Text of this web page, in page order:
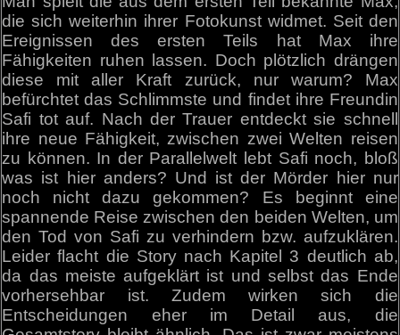
die sich weiterhin ihrer Fotokunst widmet. Seit den
Ereignissen des ersten Teils hat Max ihre
Fähigkeiten ruhen lassen. Doch plötzlich drängen
diese mit aller Kraft zurück, nur warum? Max
befürchtet das Schlimmste und findet ihre Freundin
Safi tot auf. Nach der Trauer entdeckt sie schnell
ihre neue Fähigkeit, zwischen zwei Welten reisen
zu können. In der Parallelwelt lebt Safi noch, bloß
was ist hier anders? Und ist der Mörder hier nur
noch nicht dazu gekommen? Es beginnt eine
spannende Reise zwischen den beiden Welten, um
den Tod von Safi zu verhindern bzw. aufzuklären.
Leider flacht die Story nach Kapitel 3 deutlich ab,
da das meiste aufgeklärt ist und selbst das Ende
vorhersehbar ist. Zudem wirken sich die
Entscheidungen eher im Detail aus, die